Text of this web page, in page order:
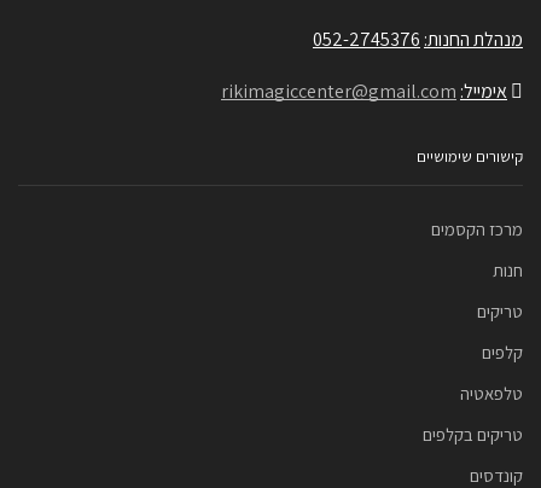
מנהלת החנות: 052-2745376
אימייל: rikimagiccenter@gmail.com
קישורים שימושיים
מרכז הקסמים
חנות
טריקים
קלפים
טלפאטיה
טריקים בקלפים
קונדסים